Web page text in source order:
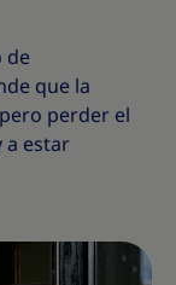
de
que la
perder el
a estar